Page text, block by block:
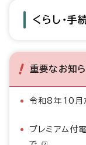
くらし・手
重要なお知
令和8年10月
プレミアム付